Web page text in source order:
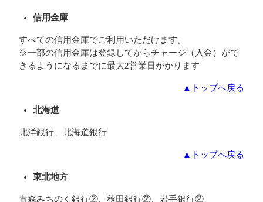
信用金庫
すべての信用金庫でご利用いただけます。
※一部の信用金庫は登録してからチャージ（入金）がで
きるようになるまでに最大2営業日かかります
▲トップへ戻る
北海道
北洋銀行、北海道銀行
▲トップへ戻る
東北地方
青森みちのく銀行②、秋田銀行②、岩手銀行②、